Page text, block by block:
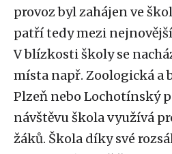
provoz byl zahájen ve
patří tedy mezi
V blízkosti školy se
místa např. Zoologická a
Plzeň nebo Lochotínský
návštěvu škola využívá
žáků. Škola díky své